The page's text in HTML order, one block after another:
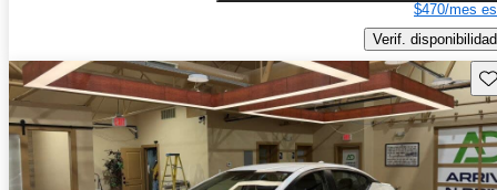
$470/mes
Verif. disponibilidad